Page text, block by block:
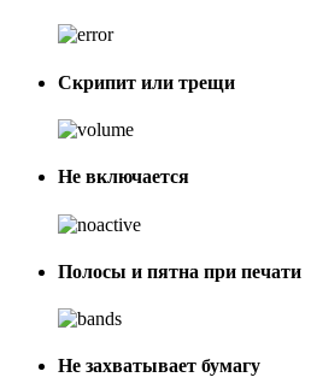
Скрипит или трещи
Не включается
Полосы и пятна при печати
Не захватывает бумагу